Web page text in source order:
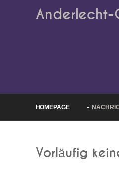
Anderlecht-
HOMEPAGE
Vorläufig